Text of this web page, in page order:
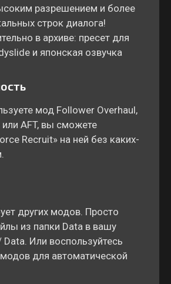
разрешением и более
строк диалога!
в архиве: пресет для
и японская озвучка
мод Follower Overhaul,
или AFT, вы сможете
Recruit» на ней без каких-
других модов. Просто
из папки Data в вашу
Data. Или воспользуйтесь
для автоматической